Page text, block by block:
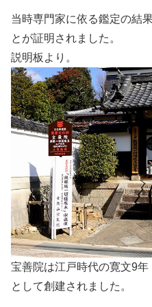
当時専門家に依る鑑定の結
とが証明されました。
説明板より。
宝善院は江戸時代の寛文9
として創建されました。